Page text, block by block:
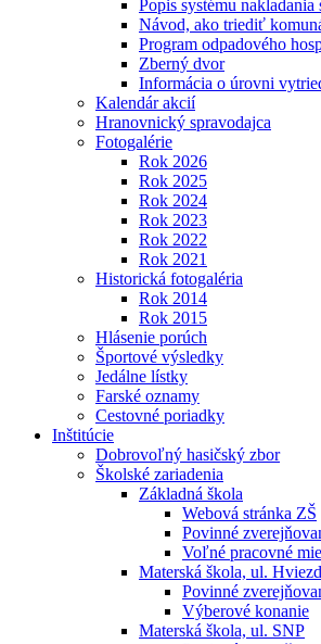
Popis systému nakladania
Návod, ako triediť
Program odpadového
Zberný dvor
Informácia o úrovni
Kalendár akcií
Hranovnický spravodajca
Fotogalérie
Rok 2026
Rok 2025
Rok 2024
Rok 2023
Rok 2022
Rok 2021
Historická fotogaléria
Rok 2014
Rok 2015
Hlásenie porúch
Športové výsledky
Jedálne lístky
Farské oznamy
Cestovné poriadky
Inštitúcie
Dobrovoľný hasičský zbor
Školské zariadenia
Základná škola
Webová stránka ZŠ
Povinné
Voľné pracovné
Materská škola, ul.
Povinné
Výberové konanie
Materská škola, ul. SNP